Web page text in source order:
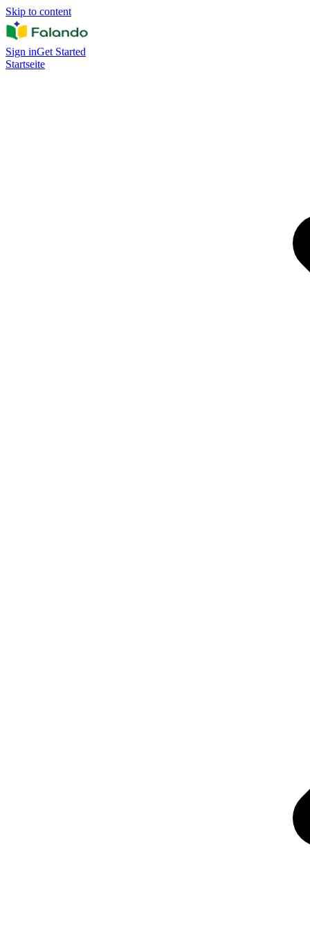
Skip to content
Sign inGet Started
Startseite